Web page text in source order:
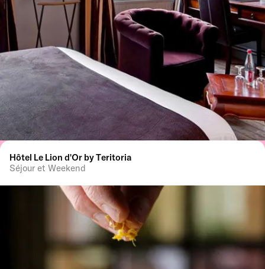
Hôtel Le Lion d'Or by Teritoria
Séjour et Weekend